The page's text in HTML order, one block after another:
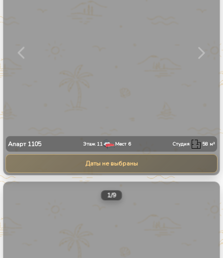
Апарт 1105 Этаж 11 Мест 6 Студия 58 м²
Даты не выбраны
1/9